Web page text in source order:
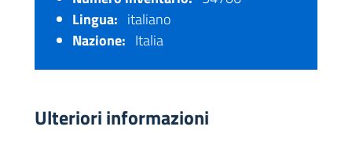
Lingua: italiano
Nazione: Italia
Ulteriori informazioni